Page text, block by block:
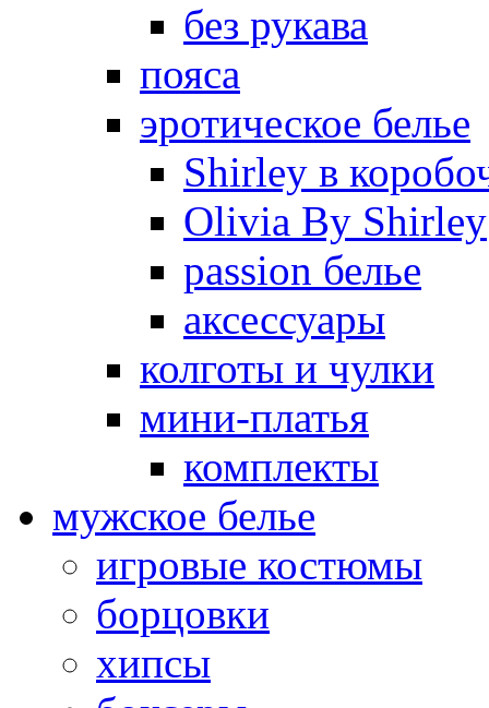
без рукава
пояса
эротическое белье
Shirley в
Olivia By Shirley
passion белье
аксессуары
колготы и чулки
мини-платья
комплекты
мужское белье
игровые костюмы
борцовки
хипсы